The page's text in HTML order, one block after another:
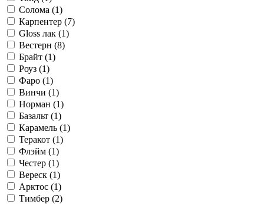
Солома (1)
Карпентер (7)
Gloss лак (1)
Вестерн (8)
Брайт (1)
Роуз (1)
Фаро (1)
Винчи (1)
Норман (1)
Базальт (1)
Карамель (1)
Теракот (1)
Флэйм (1)
Честер (1)
Вереск (1)
Арктос (1)
Тимбер (2)